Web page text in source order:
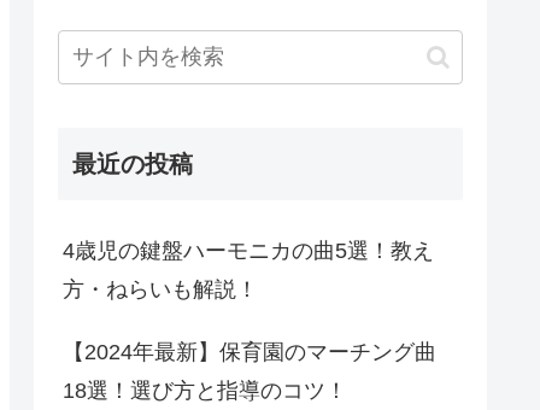
最近の投稿
4歳児の鍵盤ハーモニカの曲5選！教え
方・ねらいも解説！
【2024年最新】保育園のマーチング曲
18選！選び方と指導のコツ！